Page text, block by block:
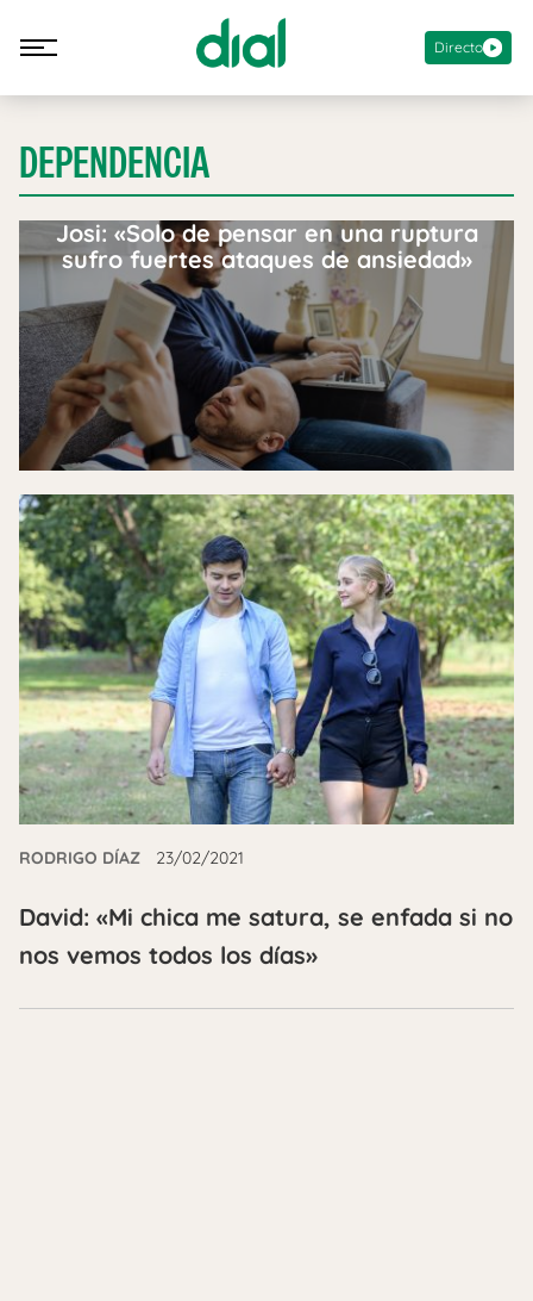
Directo
DEPENDENCIA
Josi: «Solo de pensar en una ruptura
sufro fuertes ataques de ansiedad»
RODRIGO DÍAZ 23/02/2021
David: «Mi chica me satura, se enfada si no
nos vemos todos los días»